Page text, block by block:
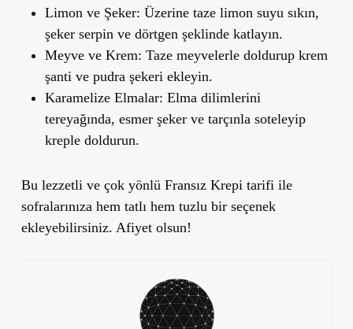
Limon ve Şeker: Üzerine taze limon suyu sıkın,
şeker serpin ve dörtgen şeklinde katlayın.
Meyve ve Krem: Taze meyvelerle doldurup krem
şanti ve pudra şekeri ekleyin.
Karamelize Elmalar: Elma dilimlerini
tereyağında, esmer şeker ve tarçınla soteleyip
kreple doldurun.
Bu lezzetli ve çok yönlü Fransız Krepi tarifi ile
sofralarınıza hem tatlı hem tuzlu bir seçenek
ekleyebilirsiniz. Afiyet olsun!